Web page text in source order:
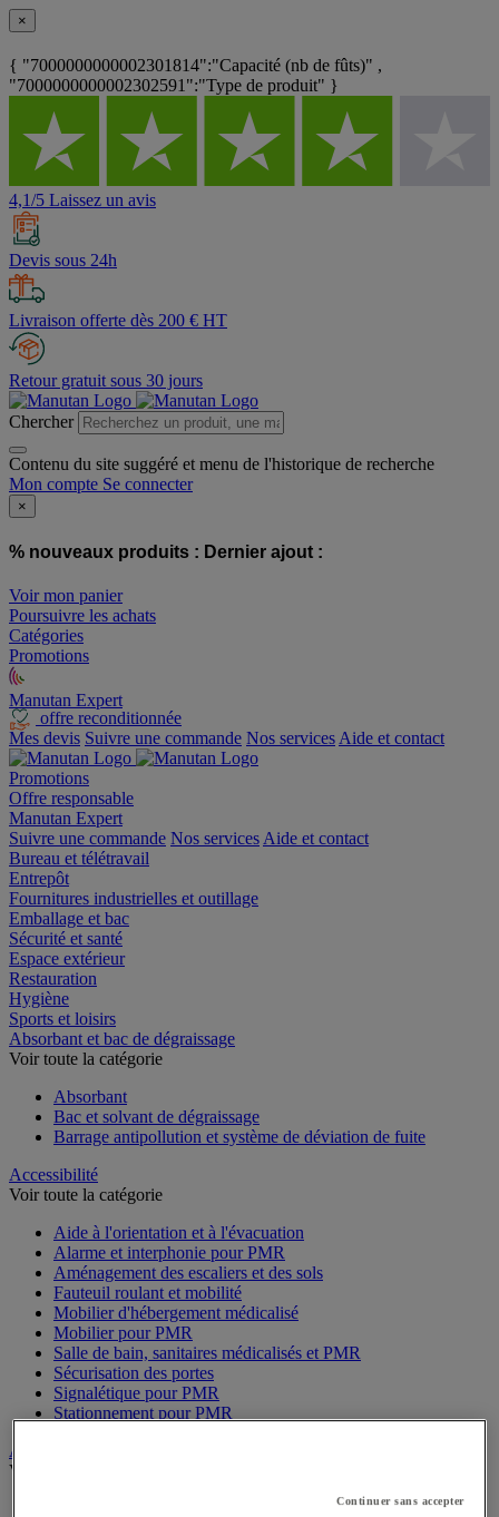
×
{ "7000000000002301814":"Capacité (nb de fûts)" ,
"7000000000002302591":"Type de produit" }
4,1/5 Laissez un avis
Devis sous 24h
Livraison offerte dès 200 € HT
Retour gratuit sous 30 jours
Chercher
Contenu du site suggéré et menu de l'historique de recherche
Mon compte Se connecter
×
% nouveaux produits : Dernier ajout :
Voir mon panier
Poursuivre les achats
Catégories
Promotions
Manutan Expert
offre reconditionnée
Mes devis Suivre une commande Nos services Aide et contact
Promotions
Offre responsable
Manutan Expert
Suivre une commande Nos services Aide et contact
Bureau et télétravail
Entrepôt
Fournitures industrielles et outillage
Emballage et bac
Sécurité et santé
Espace extérieur
Restauration
Hygiène
Sports et loisirs
Absorbant et bac de dégraissage
Voir toute la catégorie
Absorbant
Bac et solvant de dégraissage
Barrage antipollution et système de déviation de fuite
Accessibilité
Voir toute la catégorie
Aide à l'orientation et à l'évacuation
Alarme et interphonie pour PMR
Aménagement des escaliers et des sols
Fauteuil roulant et mobilité
Mobilier d'hébergement médicalisé
Mobilier pour PMR
Salle de bain, sanitaires médicalisés et PMR
Sécurisation des portes
Signalétique pour PMR
Stationnement pour PMR
Alarme et vidéosurveillance
Voir toute la catégorie
Continuer sans accepter